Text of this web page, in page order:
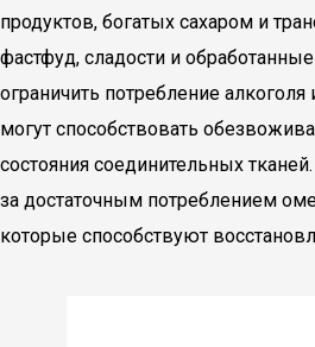
продуктов, богатых сахаром и
фастфуд, сладости и
ограничить потребление
могут способствовать
состояния соединительных
за достаточным потреблением
которые способствуют